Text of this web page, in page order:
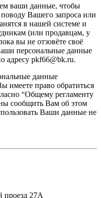
ваши данные, чтобы
Вашего запроса или
в нашей системе и
(или продавцам, у
вы не отзовёте своё
персональные данные
адресу pkf66@bk.ru.
данные
имеете право обратиться
“Общему регламенту
сообщить Вам об этом
Ваши данные не
проезд 27А